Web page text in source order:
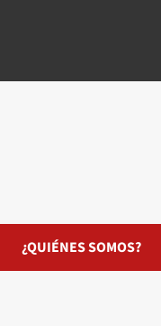
¿QUIÉNES SOMOS?